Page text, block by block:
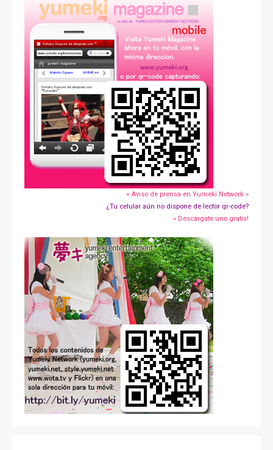
» Aviso de prensa en Yumeki Network »
¿Tu celular aún no dispone de lector qr-code?
» Descárgate uno gratis!